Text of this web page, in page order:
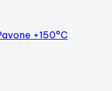
+150°C